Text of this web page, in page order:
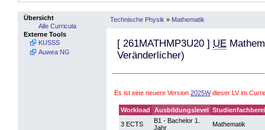
Übersicht
Alle Curricula
Externe Tools
KUSSS
Auwea NG
Technische Physik » Mathematik
[ 261MATHMP3U20 ] UE
Veränderlicher)
Es ist eine neuere Version 2025Wdieser LV im
Workload Ausbildungslevel
3 ECTS
B1 - Bachelor 1.
Jahr
Mathematik